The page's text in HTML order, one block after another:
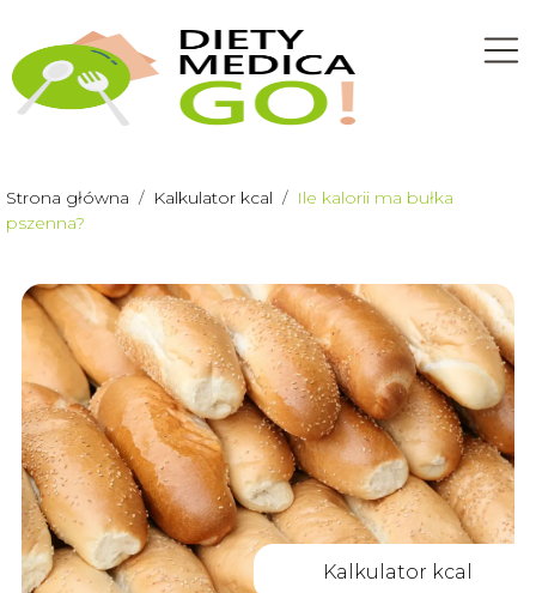
Strona główna / Kalkulator kcal / Ile kalorii ma bułka
pszenna?
Kalkulator kcal